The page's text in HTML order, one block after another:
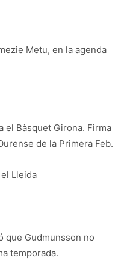
Metu, en la agenda
el Bàsquet Girona. Firma
de la Primera Feb.
Lleida
que Gudmunsson no
temporada.